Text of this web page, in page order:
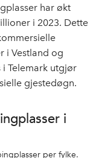
har økt
i 2023. Dette
i Vestland og
Telemark utgjør
gjestedøgn.